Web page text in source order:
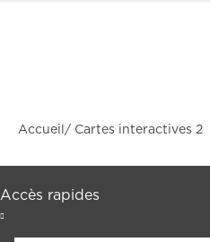
Accueil Cartes interactives 2
Accès rapides